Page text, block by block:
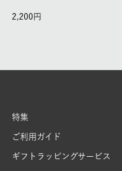
2,200
特集
ご利用ガイド
ギフトラッピングサービス